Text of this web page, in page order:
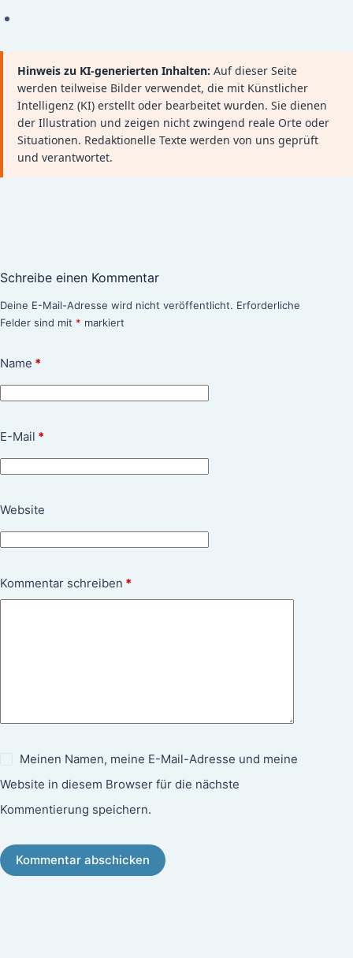
Hinweis zu KI-generierten Inhalten: Auf dieser Seite
werden teilweise Bilder verwendet, die mit Künstlicher
Intelligenz (KI) erstellt oder bearbeitet wurden. Sie dienen
der Illustration und zeigen nicht zwingend reale Orte oder
Situationen. Redaktionelle Texte werden von uns geprüft
und verantwortet.
Schreibe einen Kommentar
Deine E-Mail-Adresse wird nicht veröffentlicht. Erforderliche
Felder sind mit * markiert
Name *
E-Mail *
Website
Kommentar schreiben *
Meinen Namen, meine E-Mail-Adresse und meine
Website in diesem Browser für die nächste
Kommentierung speichern.
Kommentar abschicken